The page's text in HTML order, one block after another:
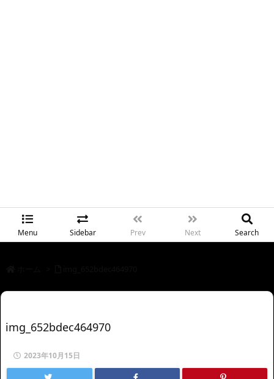
Menu Sidebar Prev Next Search
img_652bdec464970
2023年10月15日